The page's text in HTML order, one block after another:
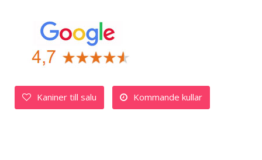
Kaniner till salu Kommande kullar